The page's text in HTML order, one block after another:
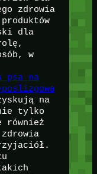
zdrowia
dla
w
psa na
na
tylko
również